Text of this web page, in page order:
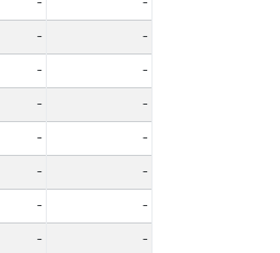
-
-
-
-
-
-
-
-
-
-
-
-
-
-